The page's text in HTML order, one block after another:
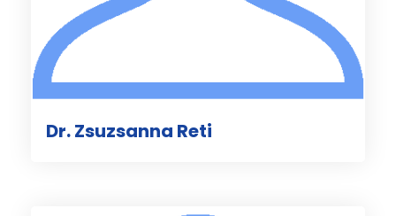
Dr. Zsuzsanna Reti